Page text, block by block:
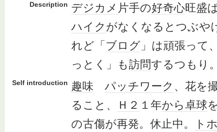
Description デジカメ 片手の好奇心旺盛
ハイク がなくなるとつぶや
れど「 ブログ 」は頑張って
っとく」も訪問するつもり
Self introduction 趣味 パッチワーク 、花を
ること、
Ｈ２ １年から卓球
の古傷が再発。休止中。
ト